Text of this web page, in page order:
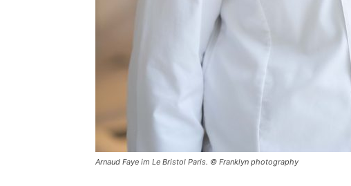
Arnaud Faye im Le Bristol Paris. © Franklyn photography